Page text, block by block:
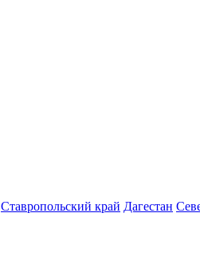
Ставропольский край Дагестан